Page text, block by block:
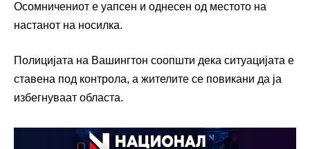
Осомничениот е уапсен и однесен од местото на
настанот на носилка.
Полицијата на Вашингтон соопшти дека ситуацијата е
ставена под контрола, а жителите се повикани да ја
избегнуваат областа.